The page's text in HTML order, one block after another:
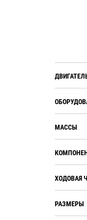
МАССЫ
ХОДОВАЯ
РАЗМЕРЫ